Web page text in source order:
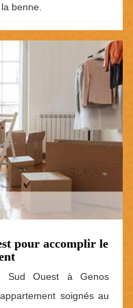
benne.
pour accomplir le
Sud Ouest à Genos
soignés au